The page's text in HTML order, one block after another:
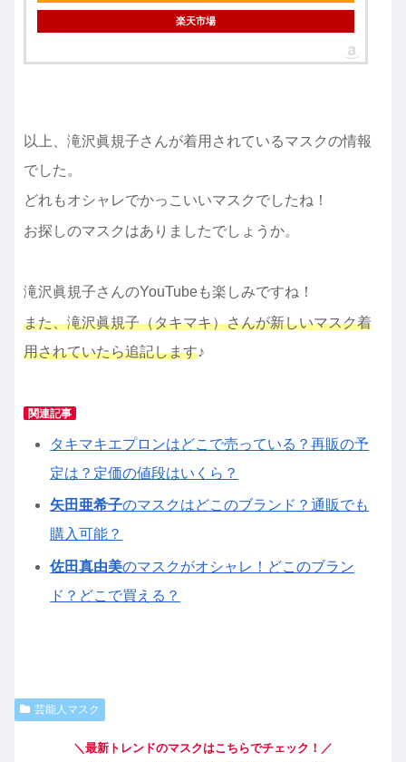
楽天市場
以上、 滝沢眞規子さんが着用されているマスクの情報
でした。
どれもオシャレでかっこいいマスクでしたね！
お探しのマスクはありましたでしょうか。
滝沢眞規子さんのYouTubeも楽しみですね！
また、滝沢眞規子（タキマキ）さんが新しいマスク着
用されていたら追記します♪
関連記事
タキマキエプロンはどこで売っている？再販の予
定は？定価の値段はいくら？
矢田亜希子のマスクはどこのブランド？通販でも
購入可能？
佐田真由美のマスクがオシャレ！どこのブラン
ド？どこで買える？
芸能人マスク
＼最新トレンドのマスクはこちらでチェック！／